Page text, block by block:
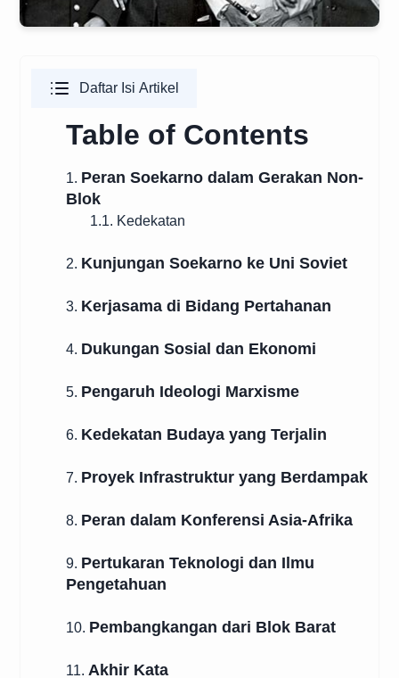
Daftar Isi Artikel
Table of Contents
1. Peran Soekarno dalam Gerakan Non-
Blok
1.1. Kedekatan
2. Kunjungan Soekarno ke Uni Soviet
3. Kerjasama di Bidang Pertahanan
4. Dukungan Sosial dan Ekonomi
5. Pengaruh Ideologi Marxisme
6. Kedekatan Budaya yang Terjalin
7. Proyek Infrastruktur yang Berdampak
8. Peran dalam Konferensi Asia-Afrika
9. Pertukaran Teknologi dan Ilmu
Pengetahuan
10. Pembangkangan dari Blok Barat
11. Akhir Kata